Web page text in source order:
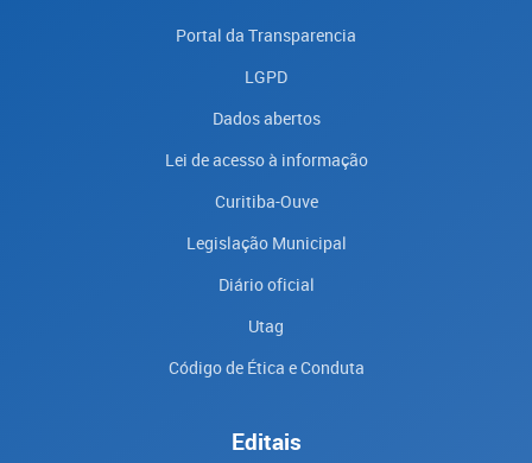
Portal da Transparencia
LGPD
Dados abertos
Lei de acesso à informação
Curitiba-Ouve
Legislação Municipal
Diário oficial
Utag
Código de Ética e Conduta
Editais